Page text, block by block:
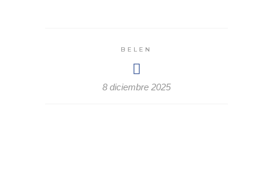
BELEN
8 diciembre 2025